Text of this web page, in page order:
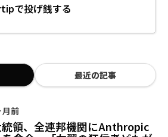
で投げ銭する
最近の記事
月前
統領、全連邦機関にAnthropic